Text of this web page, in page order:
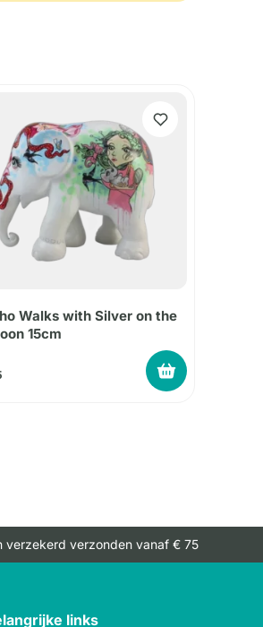
Walks with Silver on the
15cm
verzekerd verzonden vanaf € 75
links